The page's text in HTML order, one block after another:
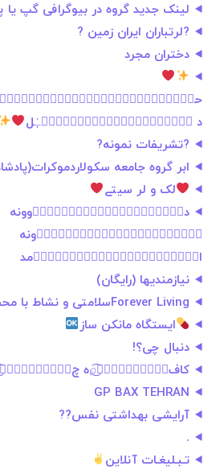
لینک جدید گروه در بیوگرافی گپ یا
?لرتباران ایران زمین ?
دختران مجرد
د ـٰٖٜ۬ـٰٰٖٖٜ۬ـٰٰٰٖٖٖٜ۬ـٰٰٰٰٖٖٖٖٜل
?تشریفات نمونه?
ابر گروه جامعه
لک و لر سیتے
دیَ۪۪ٜ۪۪۪۪ٜؒؔؔ❀َ۪۪ٜ۪ؒؔوونه
خَ۪۪ٜ۪۪۪۪ٜؒؔؔ❀َ۪۪ٜ۪۪۪ؒؔونه
احَ۪۪ٜ۪۪۪۪ٜؒؔؔ❀َ۪۪ٜ۪۪۪ؒؔمد
نیازمندیها (رایگان)
Forever Livingسلامتی و نشاط با محصولات فوراور
ایستگاه مانکن ساز
دنبال چی؟!
کاف✫ٜٜٜٜٜٜٜٜٜ͜͡℘ه
GP BAX TEHRAN
آرایشی بهداشتی نفس??
.
تـبـلیغـات آنلاین